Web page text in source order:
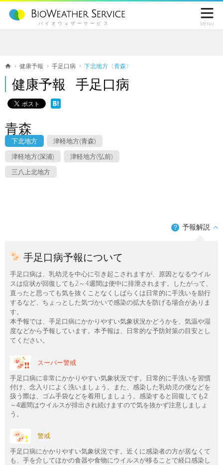
バイオウェザーサービス

Menu
健康予報 手足口病 下北地方〈青森〉
健康予報 手足口病
青森
下北地方 津軽地方(青森)
津軽地方(深浦) 津軽地方(弘前)
三八上北地方
？ 予報解説
手足口病予報について
手足口病は、乳幼児を中心に引き起こされますが、原因となるウイル
スは症状が回復しても2～4週間は便中に排泄されます。したがって、
直ったと思っても気を抜くことなくしばらくは日常的に手洗いを励行
するなど、ちょっとした気づかいで感染の拡大を防げる場合がありま
す。
本予報では、手足口病にかかりやすい気象状況かどうかを、気温や湿
度などから予報しています。本予報は、日常的な予防対策の目安とし
てください。
スーパー警戒
手足口病に非常にかかりやすい気象状況です。日常的に手洗いを習慣
付け、念入りによく洗いましょう。また、感染した乳幼児の便などを
扱う際は、ゴム手袋などを着用しましょう。感染すると回復しても2
～4週間はウイルスが排出され続けますので気を抜かず注意しましょ
う。
警戒
手足口病にかかりやすい気象状況です。近くに感染者の方が居なくて
も、手を介してほかの食器や食物にウイルスが移ることで経口感染し